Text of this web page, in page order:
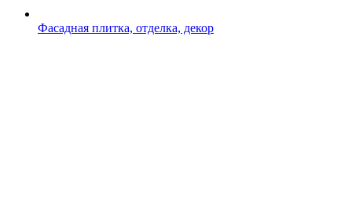
Фасадная плитка, отделка, декор